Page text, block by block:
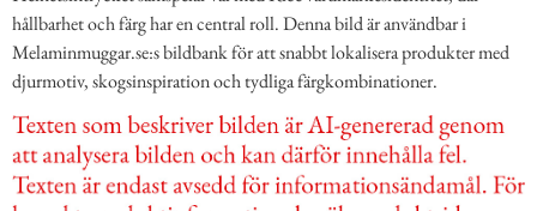
hållbarhet och färg har en central roll. Denna bild är användbar i
Melaminmuggar.se:s bildbank för att snabbt lokalisera produkter med
djurmotiv, skogsinspiration och tydliga färgkombinationer.